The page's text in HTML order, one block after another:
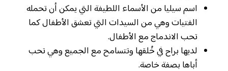
اسم سيليا من الأسماء اللطيفة التي يمكن أن تحمله
الفتيات وهي من السيدات التي تعشق الأطفال كما
تحب الاندماج مع الأطفال.
لديها براح في خُلقها وتتسامح مع الجميع وهي تحب
أباها بصفة خاصة.